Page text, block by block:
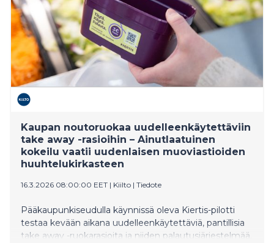
Kaupan noutoruokaa uudelleenkäytettäviin
take away -rasioihin – Ainutlaatuinen
kokeilu vaatii uudenlaisen muoviastioiden
huuhtelukirkasteen
16.3.2026 08:00:00 EET | Kiilto | Tiedote
Pääkaupunkiseudulla käynnissä oleva Kiertis-pilotti
testaa kevään aikana uudelleenkäytettäviä, pantillisia
take away -ruokarasioita ja niiden palautusjärjestelmää.